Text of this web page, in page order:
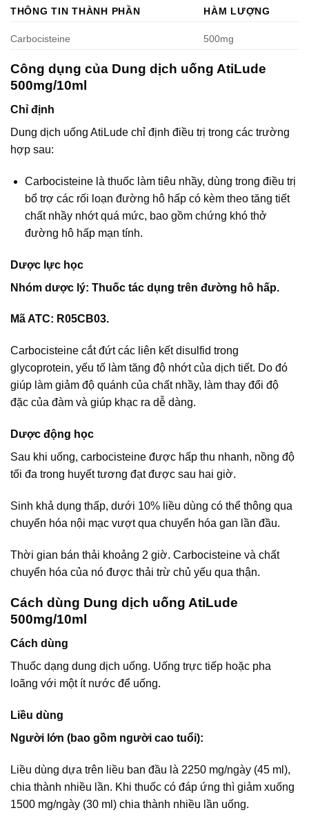
THÔNG TIN THÀNH PHẦN HÀM LƯỢNG
Carbocisteine 500mg
Công dụng của Dung dịch uống AtiLude
500mg/10ml
Chỉ định
Dung dịch uống AtiLude chỉ định điều trị trong các trường
hợp sau:
Carbocisteine là thuốc làm tiêu nhầy, dùng trong điều trị
bổ trợ các rối loạn đường hô hấp có kèm theo tăng tiết
chất nhầy nhớt quá mức, bao gồm chứng khó thở
đường hô hấp mạn tính.
Dược lực học
Nhóm dược lý: Thuốc tác dụng trên đường hô hấp.
Mã ATC: R05CB03.
Carbocisteine cắt đứt các liên kết disulfid trong
glycoprotein, yếu tố làm tăng độ nhớt của dịch tiết. Do đó
giúp làm giảm độ quánh của chất nhầy, làm thay đổi độ
đặc của đàm và giúp khạc ra dễ dàng.
Dược động học
Sau khi uống, carbocisteine được hấp thu nhanh, nồng độ
tối đa trong huyết tương đạt được sau hai giờ.
Sinh khả dụng thấp, dưới 10% liều dùng có thể thông qua
chuyển hóa nội mạc vượt qua chuyển hóa gan lần đầu.
Thời gian bán thải khoảng 2 giờ. Carbocisteine và chất
chuyển hóa của nó được thải trừ chủ yếu qua thận.
Cách dùng Dung dịch uống AtiLude
500mg/10ml
Cách dùng
Thuốc dạng dung dịch uống. Uống trực tiếp hoặc pha
loãng với một ít nước để uống.
Liều dùng
Người lớn (bao gồm người cao tuổi):
Liều dùng dựa trên liều ban đầu là 2250 mg/ngày (45 ml),
chia thành nhiều lần. Khi thuốc có đáp ứng thì giảm xuống
1500 mg/ngày (30 ml) chia thành nhiều lần uống.